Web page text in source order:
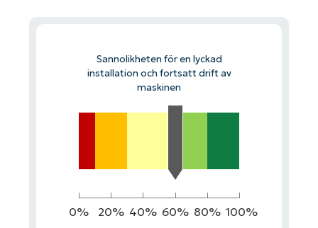
Sannolikheten för en lyckad
installation och fortsatt drift av
maskinen
0% 20% 40% 60% 80% 100%